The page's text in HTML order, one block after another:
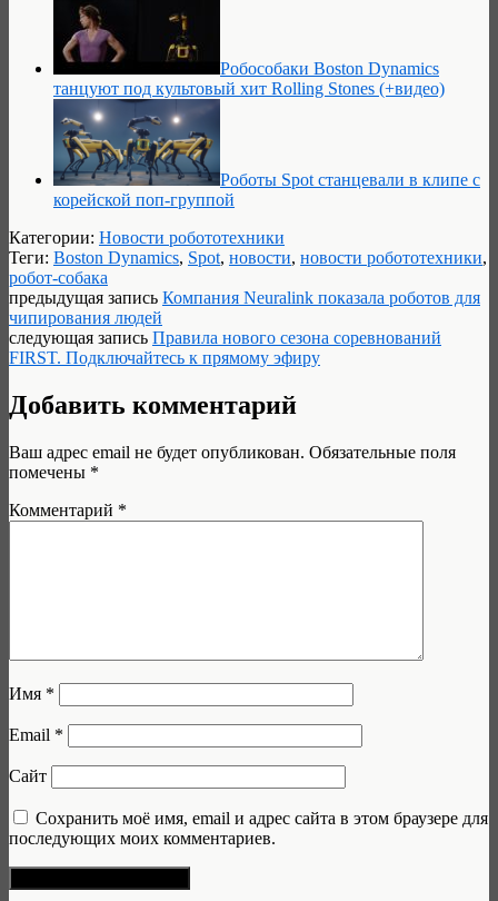
Робособаки Boston Dynamics
танцуют под культовый хит Rolling Stones (+видео)
Роботы Spot станцевали в клипе с
корейской поп-группой
Категории: Новости робототехники
Теги: Boston Dynamics, Spot, новости, новости робототехники,
робот-собака
предыдущая запись Компания Neuralink показала роботов для
чипирования людей
следующая запись Правила нового сезона соревнований
FIRST. Подключайтесь к прямому эфиру
Добавить комментарий
Ваш адрес email не будет опубликован. Обязательные поля
помечены *
Комментарий *
Имя *
Email *
Сайт
Сохранить моё имя, email и адрес сайта в этом браузере для
последующих моих комментариев.